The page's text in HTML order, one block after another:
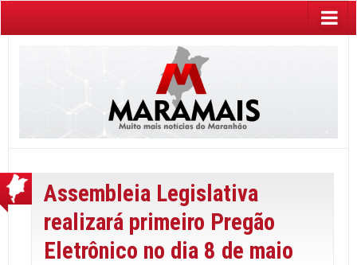
Assembleia Legislativa
realizará primeiro Pregão
Eletrônico no dia 8 de maio